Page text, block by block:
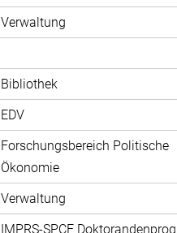
Verwaltung
Bibliothek
EDV
Forschungsbereich Politische
Ökonomie
Verwaltung
IMPRS-SPCE